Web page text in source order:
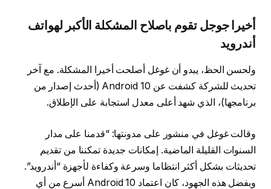
أخيرا جوجل تقوم باصلاح المشكلة الأكبر لهواتف
أندرويد
ولحسن الحظ، يبدو أن غوغل أصلحت أخيرا المشكلة. مع آخر
تحديث للشركة كشفت عن Android 10 (أحدث إصدار من
برنامجها)، الذي شهد أعلى معدل استجابة على الإطلاق.
وقالت غوغل في منشور على مدونتها: “قدمنا ​​على مدار
السنوات القليلة الماضية. إمكانات جديدة تمكننا من تقديم
تحديثات بشكل أكثر انتظاما وسرعة وكفاءة لأجهزة “أندرويد”.
وبفضل هذه الجهود، كان اعتماد Android 10 أسرع من أي